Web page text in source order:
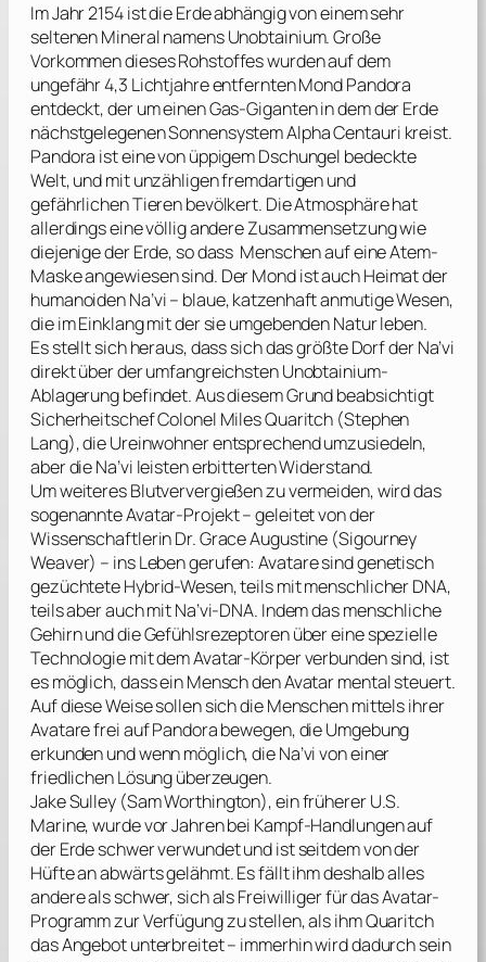
Im Jahr 2154 ist die Erde abhängig von einem sehr
seltenen Mineral namens Unobtainium. Große
Vorkommen dieses Rohstoffes wurden auf dem
ungefähr 4,3 Lichtjahre entfernten Mond Pandora
entdeckt, der um einen Gas-Giganten in dem der Erde
nächstgelegenen Sonnensystem Alpha Centauri kreist.
Pandora ist eine von üppigem Dschungel bedeckte
Welt, und mit unzähligen fremdartigen und
gefährlichen Tieren bevölkert. Die Atmosphäre hat
allerdings eine völlig andere Zusammensetzung wie
diejenige der Erde, so dass Menschen auf eine Atem-
Maske angewiesen sind. Der Mond ist auch Heimat der
humanoiden Na’vi – blaue, katzenhaft anmutige Wesen,
die im Einklang mit der sie umgebenden Natur leben.
Es stellt sich heraus, dass sich das größte Dorf der Na’vi
direkt über der umfangreichsten Unobtainium-
Ablagerung befindet. Aus diesem Grund beabsichtigt
Sicherheitschef Colonel Miles Quaritch (Stephen
Lang), die Ureinwohner entsprechend umzusiedeln,
aber die Na’vi leisten erbitterten Widerstand.
Um weiteres Blutververgießen zu vermeiden, wird das
sogenannte Avatar-Projekt – geleitet von der
Wissenschaftlerin Dr. Grace Augustine (Sigourney
Weaver) – ins Leben gerufen: Avatare sind genetisch
gezüchtete Hybrid-Wesen, teils mit menschlicher DNA,
teils aber auch mit Na’vi-DNA. Indem das menschliche
Gehirn und die Gefühlsrezeptoren über eine spezielle
Technologie mit dem Avatar-Körper verbunden sind, ist
es möglich, dass ein Mensch den Avatar mental steuert.
Auf diese Weise sollen sich die Menschen mittels ihrer
Avatare frei auf Pandora bewegen, die Umgebung
erkunden und wenn möglich, die Na’vi von einer
friedlichen Lösung überzeugen.
Jake Sulley (Sam Worthington), ein früherer U.S.
Marine, wurde vor Jahren bei Kampf-Handlungen auf
der Erde schwer verwundet und ist seitdem von der
Hüfte an abwärts gelähmt. Es fällt ihm deshalb alles
andere als schwer, sich als Freiwilliger für das Avatar-
Programm zur Verfügung zu stellen, als ihm Quaritch
das Angebot unterbreitet – immerhin wird dadurch sein